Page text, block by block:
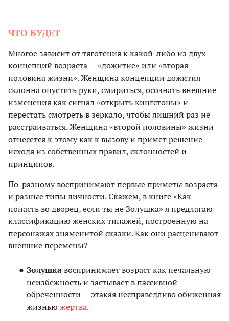
ЧТО БУДЕТ
Многое зависит от тяготения к какой-либо из двух
концепций возраста — «дожитие» или «вторая
половина жизни». Женщина концепции дожития
склонна опустить руки, смириться, осознать внешние
изменения как сигнал «открыть кингстоны» и
перестать смотреть в зеркало, чтобы лишний раз не
расстраиваться. Женщина «второй половины» жизни
отнесется к этому как к вызову и примет решение
исходя из собственных правил, склонностей и
принципов.
По-разному воспринимают первые приметы возраста
и разные типы личности. Скажем, в книге «Как
попасть во дворец, если ты не Золушка» я предлагаю
классификацию женских типажей, построенную на
персонажах знаменитой сказки. Как они расценивают
внешние перемены?
Золушкавоспринимает возраст как печальную
неизбежность и застывает в пассивной
обреченности — этакая несправедливо обиженная
жизнью жертва.